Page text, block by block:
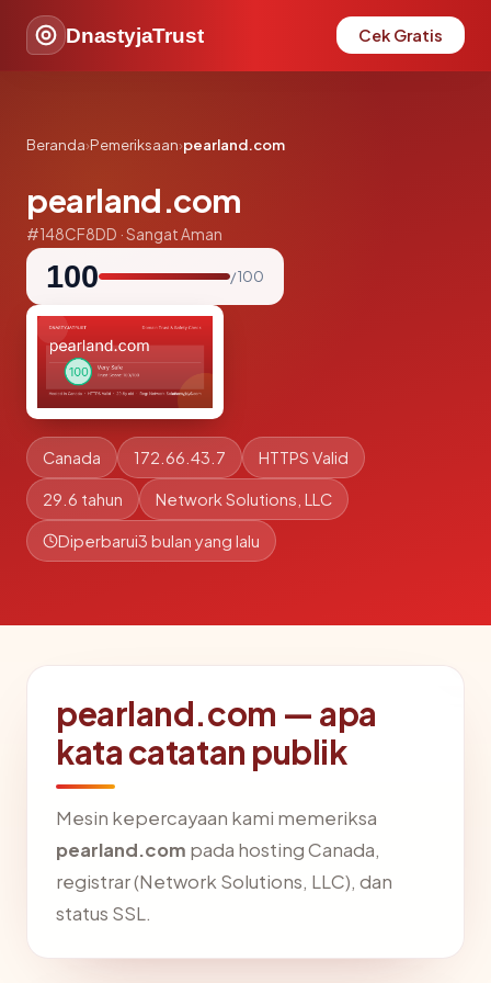
DnastyjaTrust Cek Gratis
Beranda›Pemeriksaan›pearland.com
pearland.com
#148CF8DD · Sangat Aman
100 / 100
Canada 172.66.43.7 HTTPS Valid
29.6 tahun Network Solutions, LLC
Diperbarui3 bulan yang lalu
pearland.com — apa
kata catatan publik
Mesin kepercayaan kami memeriksa
pearland.com pada hosting Canada,
registrar (Network Solutions, LLC), dan
status SSL.